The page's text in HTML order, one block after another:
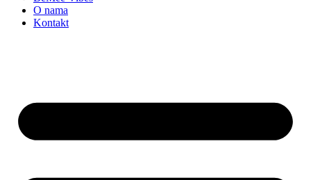
O nama
Kontakt